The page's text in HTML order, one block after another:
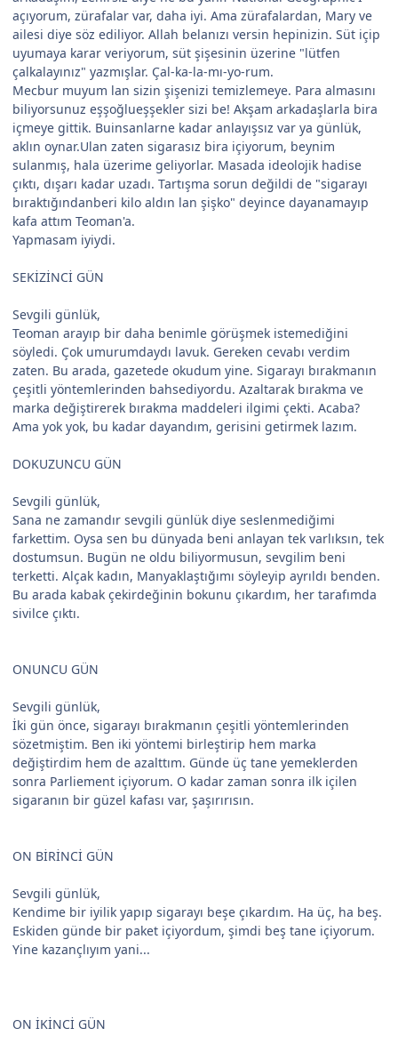
açıyorum, zürafalar var, daha iyi. Ama zürafalardan, Mary ve
ailesi diye söz ediliyor. Allah belanızı versin hepinizin. Süt içip
uyumaya karar veriyorum, süt şişesinin üzerine "lütfen
çalkalayınız" yazmışlar. Çal-ka-la-mı-yo-rum.
Mecbur muyum lan sizin şişenizi temizlemeye. Para almasını
biliyorsunuz eşşoğlueşşekler sizi be! Akşam arkadaşlarla bira
içmeye gittik. Buinsanlarne kadar anlayışsız var ya günlük,
aklın oynar.Ulan zaten sigarasız bira içiyorum, beynim
sulanmış, hala üzerime geliyorlar. Masada ideolojik hadise
çıktı, dışarı kadar uzadı. Tartışma sorun değildi de "sigarayı
bıraktığındanberi kilo aldın lan şişko" deyince dayanamayıp
kafa attım Teoman'a.
Yapmasam iyiydi.
SEKİZİNCİ GÜN
Sevgili günlük,
Teoman arayıp bir daha benimle görüşmek istemediğini
söyledi. Çok umurumdaydı lavuk. Gereken cevabı verdim
zaten. Bu arada, gazetede okudum yine. Sigarayı bırakmanın
çeşitli yöntemlerinden bahsediyordu. Azaltarak bırakma ve
marka değiştirerek bırakma maddeleri ilgimi çekti. Acaba?
Ama yok yok, bu kadar dayandım, gerisini getirmek lazım.
DOKUZUNCU GÜN
Sevgili günlük,
Sana ne zamandır sevgili günlük diye seslenmediğimi
farkettim. Oysa sen bu dünyada beni anlayan tek varlıksın, tek
dostumsun. Bugün ne oldu biliyormusun, sevgilim beni
terketti. Alçak kadın, Manyaklaştığımı söyleyip ayrıldı benden.
Bu arada kabak çekirdeğinin bokunu çıkardım, her tarafımda
sivilce çıktı.
ONUNCU GÜN
Sevgili günlük,
İki gün önce, sigarayı bırakmanın çeşitli yöntemlerinden
sözetmiştim. Ben iki yöntemi birleştirip hem marka
değiştirdim hem de azalttım. Günde üç tane yemeklerden
sonra Parliement içiyorum. O kadar zaman sonra ilk içilen
sigaranın bir güzel kafası var, şaşırırısın.
ON BİRİNCİ GÜN
Sevgili günlük,
Kendime bir iyilik yapıp sigarayı beşe çıkardım. Ha üç, ha beş.
Eskiden günde bir paket içiyordum, şimdi beş tane içiyorum.
Yine kazançlıyım yani...
ON İKİNCİ GÜN